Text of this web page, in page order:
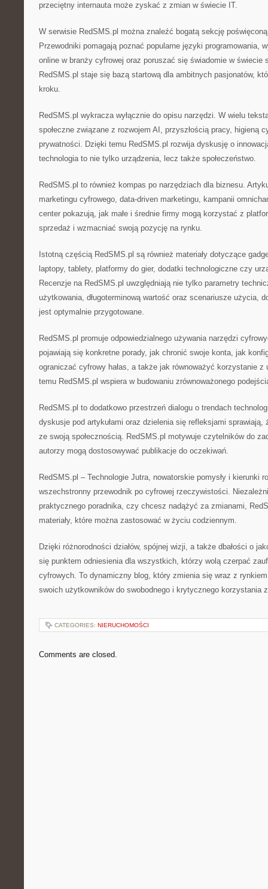
przeciętny internauta może zyskać z zmian w świecie IT.
W serwisie RedSMS.pl można znaleźć bogatą sekcję
Przewodniki pomagają poznać popularne języki programowania,
online w branży cyfrowej oraz poruszać się świadomie w świecie
RedSMS.pl staje się bazą startową dla ambitnych pasjonatów,
kroku.
RedSMS.pl wykracza wyłącznie do opisu narzędzi. W wielu
społeczne związane z rozwojem AI, przyszłością pracy, higieną
prywatności. Dzięki temu RedSMS.pl rozwija dyskusję o
technologia to nie tylko urządzenia, lecz także społeczeństwo.
RedSMS.pl to również kompas po narzędziach dla biznesu.
marketingu cyfrowego, data-driven marketingu, kampanii
center pokazują, jak małe i średnie firmy mogą korzystać z
sprzedaż i wzmacniać swoją pozycję na rynku.
Istotną częścią RedSMS.pl są również materiały dotyczące
laptopy, tablety, platformy do gier, dodatki technologiczne czy
Recenzje na RedSMS.pl uwzględniają nie tylko parametry
użytkowania, długoterminową wartość oraz scenariusze użycia,
jest optymalnie przygotowane.
RedSMS.pl promuje odpowiedzialnego używania narzędzi
pojawiają się konkretne porady, jak chronić swoje konta, jak
ograniczać cyfrowy hałas, a także jak równoważyć korzystanie
temu RedSMS.pl wspiera w budowaniu zrównoważonego
RedSMS.pl to dodatkowo przestrzeń dialogu o trendach
dyskusje pod artykułami oraz dzielenia się refleksjami
ze swoją społecznością. RedSMS.pl motywuje czytelników do
autorzy mogą dostosowywać publikacje do oczekiwań.
RedSMS.pl – Technologie Jutra, nowatorskie pomysły i kierunki
wszechstronny przewodnik po cyfrowej rzeczywistości.
praktycznego poradnika, czy chcesz nadążyć za zmianami,
materiały, które można zastosować w życiu codziennym.
Dzięki różnorodności działów, spójnej wizji, a także dbałości o
się punktem odniesienia dla wszystkich, którzy wolą czerpać
cyfrowych. To dynamiczny blog, który zmienia się wraz z
swoich użytkowników do swobodnego i krytycznego korzystania
CATEGORIES: NIERUCHOMOŚCI
Comments are closed.